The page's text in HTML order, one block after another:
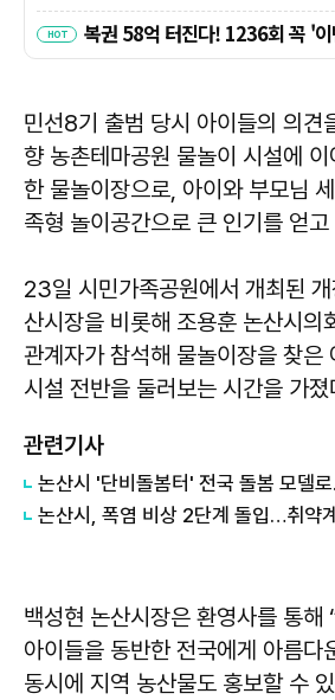
민선8기 출범 당시 아이들의 의견
향 농촌테마공원 물놀이 시설에
한 물놀이장으로, 아이와 부모님
족형 놀이공간으로 큰 인기를 얻고
23일 시민가족공원에서 개최된
산시장을 비롯해 조용훈 논산시의
관계자가 참석해 물놀이장을 찾은
시설 전반을 둘러보는 시간을 가졌
관련기사
논산시, 폭염 비상 2단계 돌입…취약
백성현 논산시장은 환영사를 통해
아이들을 동반한 전국에게 아름다
동시에 지역 농산물도 홍보할 수